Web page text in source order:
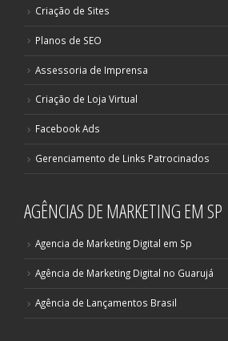
Criação de Sites
Planos de SEO
Assessoria de Imprensa
Criação de Loja Virtual
Facebook Ads
Gerenciamento de Links Patrocinados
AGÊNCIAS DE MARKETING EM SP
Agencia de Marketing Digital em Sp
Agência de Marketing Digital no Guarujá
Agência de Lançamentos Brasil